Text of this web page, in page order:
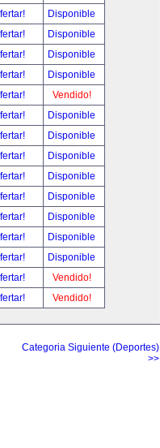
Disponible
Disponible
Disponible
Disponible
Vendido!
Disponible
Disponible
Disponible
Disponible
Disponible
Disponible
Disponible
Disponible
Vendido!
Vendido!
Categoria Siguiente (Deportes)
>>